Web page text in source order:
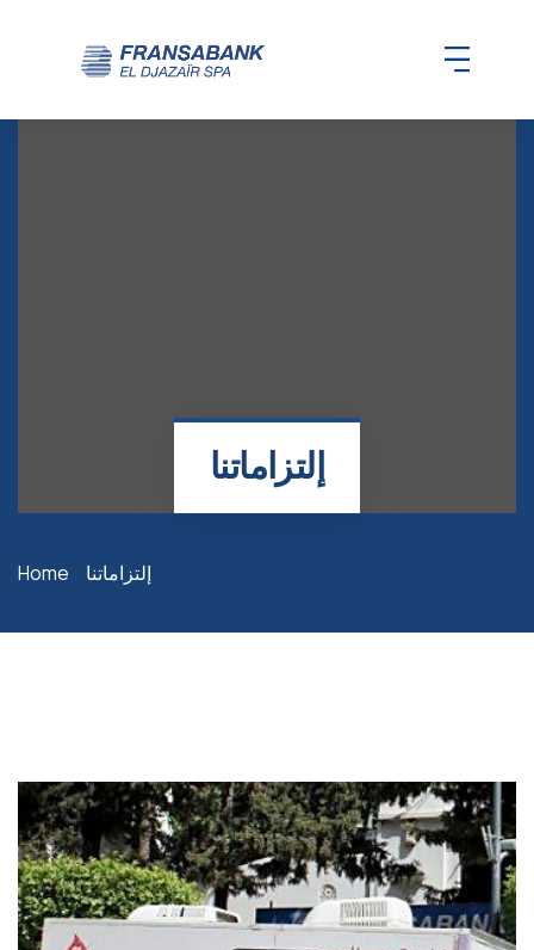
إلتزاماتنا
Home إلتزاماتنا